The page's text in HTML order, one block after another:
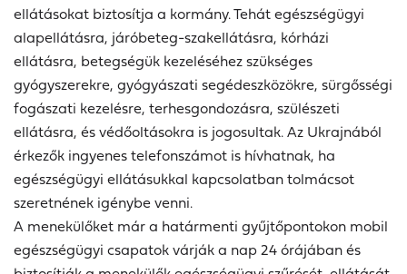
ellátásokat biztosítja a kormány. Tehát egészségügyi
alapellátásra, járóbeteg-szakellátásra, kórházi
ellátásra, betegségük kezeléséhez szükséges
gyógyszerekre, gyógyászati segédeszközökre, sürgősségi
fogászati kezelésre, terhesgondozásra, szülészeti
ellátásra, és védőoltásokra is jogosultak. Az Ukrajnából
érkezők ingyenes telefonszámot is hívhatnak, ha
egészségügyi ellátásukkal kapcsolatban tolmácsot
szeretnének igénybe venni.
A menekülőket már a határmenti gyűjtőpontokon mobil
egészségügyi csapatok várják a nap 24 órájában és